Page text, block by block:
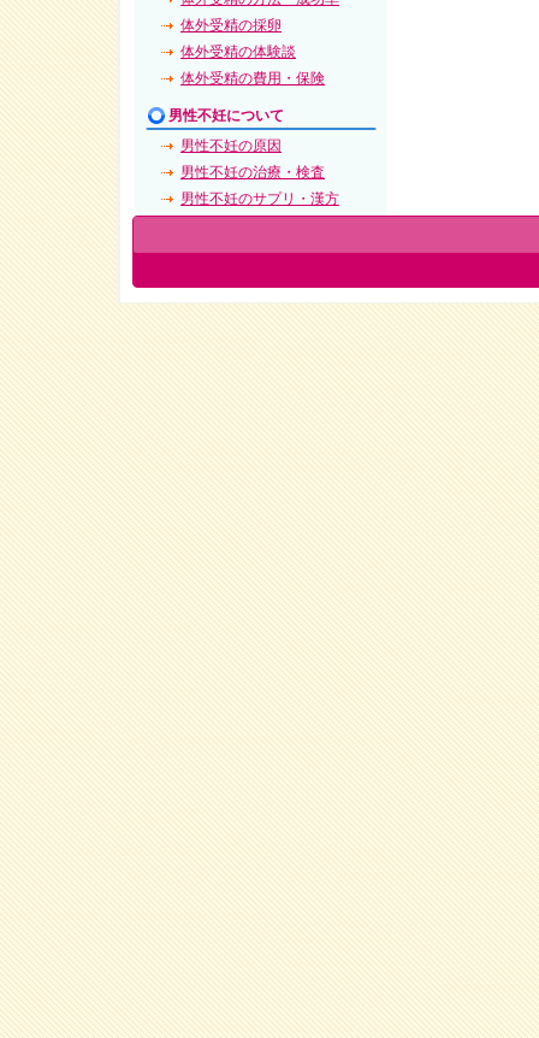
体外受精の採卵
体外受精の体験談
体外受精の費用・保険
男性不妊について
男性不妊の原因
男性不妊の治療・検査
男性不妊のサプリ・漢方